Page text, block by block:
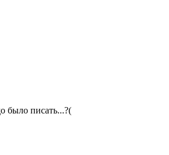
было писать...?(